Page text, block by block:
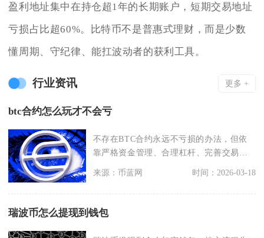
盈利地址集中在持仓超1年的长期账户，短期交易地址
亏损占比超60%。比特币不是普惠式理财，而是少数
懂周期、守纪律、能扛波动者的获利工具。
行业资讯 更多 +
btc合约怎么玩才不会亏
不存在BTC合约永远不亏损的办法，但依
靠严格资金管理、合理杠杆、完善交易规
则，能够大幅降低
来源：币蓝网 时间：2026-03-18
瑞波币怎么提现到钱包